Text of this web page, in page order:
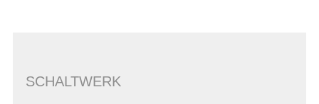
SCHALTWERK